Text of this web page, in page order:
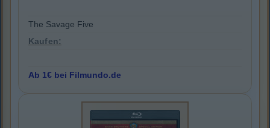
The Savage Five
Kaufen:
Ab 1€ bei Filmundo.de